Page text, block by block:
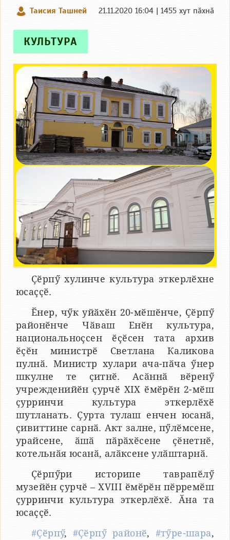
Таисия Ташней 21.11.2020 16:04 | 1455 хут пӑхнӑ
КУЛЬТУРА
Ҫӗрпӳ хулинче культура эткерлӗхне
юсаҫҫӗ.
Ӗнер, чӳк уйӑхӗн 20-мӗшӗнче, Ҫӗрпӳ
районӗнче Чӑваш Енӗн культура,
национальноҫсен ӗҫӗсен тата архив
ӗҫӗн министрӗ Светлана Каликова
пулнӑ. Министр хулари ача-пӑча ӳнер
шкулне те ҫитнӗ. Асӑннӑ вӗренӳ
учрежденийӗн ҫурчӗ XIX ӗмӗрӗн 2-мӗш
ҫурринчи культура эткерлӗхӗ
шутланать. Ҫурта тулаш енчен юсанӑ,
ҫивиттине сарнӑ. Акт залне, пӳлӗмсене,
урайсене, ӑшӑ пӑрӑхӗсене ҫӗнетнӗ,
котельнӑя юсанӑ, алӑксене улӑштарнӑ.
Ҫӗрпӳри историпе таврапӗлӳ
музейӗн ҫурчӗ – XVIII ӗмӗрӗн пӗрремӗш
ҫурринчи культура эткерлӗхӗ. Ӑна та
юсаҫҫӗ.
#Ҫӗрпӳ, #Ҫӗрпӳ районӗ, #тӳре-шара,